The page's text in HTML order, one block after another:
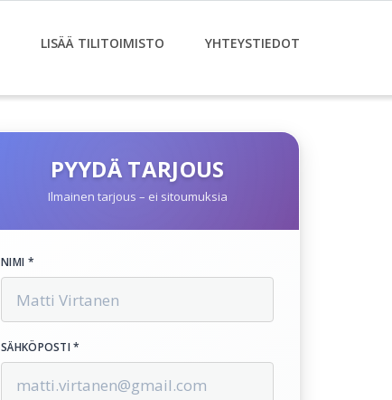
LISÄÄ TILITOIMISTO YHTEYSTIEDOT
PYYDÄ TARJOUS
Ilmainen tarjous – ei sitoumuksia
NIMI *
SÄHKÖPOSTI *